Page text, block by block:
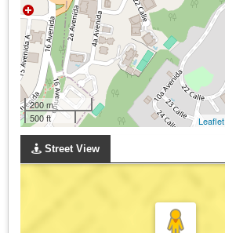
200 m
500 ft
Leaflet
Street View